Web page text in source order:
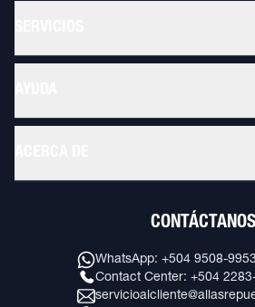
CONTÁCTANOS
WhatsApp: +504 9508-9953
Contact Center: +504